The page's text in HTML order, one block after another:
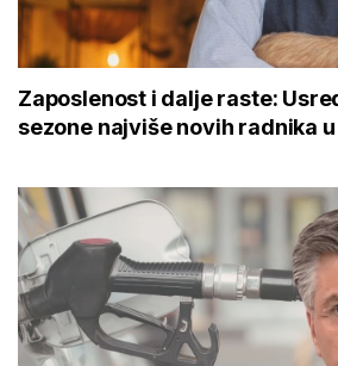
Zaposlenost i dalje raste:
sezone najviše novih radnika